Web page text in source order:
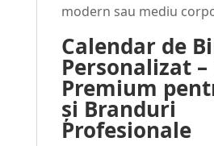
modern sau mediu
Calendar de
Personalizat
Premium
și Branduri
Profesionale